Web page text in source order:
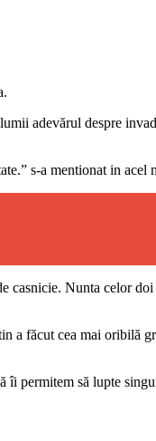
adevărul despre
s-a mentionat in acel
casnicie. Nunta celor
a făcut cea mai oribilă
permitem să lupte